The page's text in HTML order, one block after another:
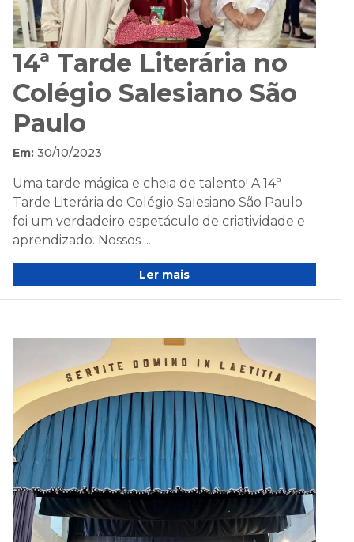
14ª Tarde Literária no
Colégio Salesiano São
Paulo
Em: 30/10/2023
Uma tarde mágica e cheia de talento! A 14ª
Tarde Literária do Colégio Salesiano São Paulo
foi um verdadeiro espetáculo de criatividade e
aprendizado. Nossos ...
Ler mais